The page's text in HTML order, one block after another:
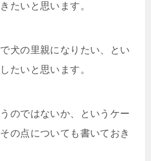
たいと思います。
犬の里親になりたい、とい
たいと思います。
のではないか、というケー
の点についても書いておき